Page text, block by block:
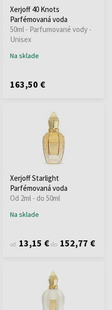
Xerjoff 40 Knots
Parfémovaná voda
50ml - Parfumované vody -
Unisex
Na sklade
163,50 €
Xerjoff Starlight
Parfémovaná voda
Od 2ml - do 50ml
Na sklade
od 13,15 € do 152,77 €